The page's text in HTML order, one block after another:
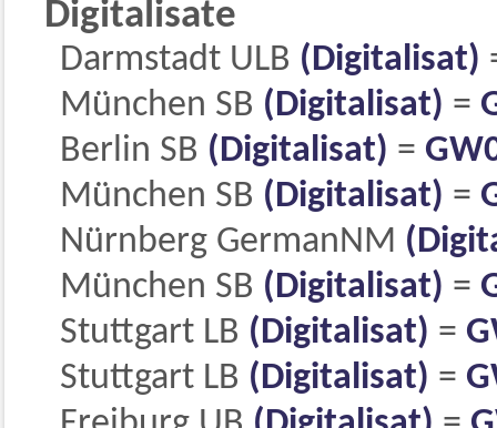
Digitalisate
Darmstadt ULB (Digitalisat)
München SB (Digitalisat) =
Berlin SB (Digitalisat) =
München SB (Digitalisat) =
Nürnberg GermanNM
München SB (Digitalisat) =
Stuttgart LB (Digitalisat) =
Stuttgart LB (Digitalisat) =